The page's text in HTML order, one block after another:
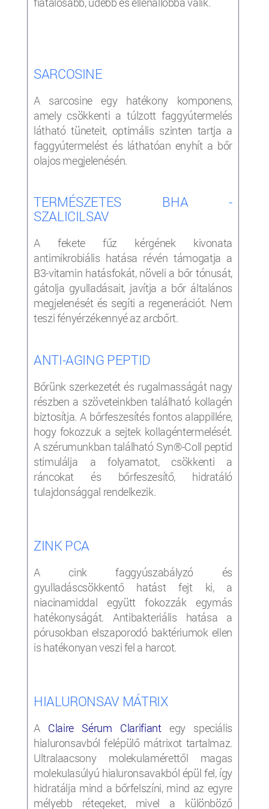
SARCOSINE
A sarcosine egy hatékony komponens,
amely csökkenti a túlzott faggyútermelés
látható tüneteit, optimális szinten tartja a
faggyútermelést és láthatóan enyhít a bőr
olajos megjelenésén.
TERMÉSZETES BHA -
SZALICILSAV
A fekete fűz kérgének kivonata
antimikrobiális hatása révén támogatja a
B3-vitamin hatásfokát, növeli a bőr tónusát,
gátolja gyulladásait, javítja a bőr általános
megjelenését és segíti a regenerációt. Nem
teszi fényérzékennyé az arcbőrt.
ANTI-AGING PEPTID
Bőrünk szerkezetét és rugalmasságát nagy
részben a szöveteinkben található kollagén
biztosítja. A bőrfeszesítés fontos alappillére,
hogy fokozzuk a sejtek kollagéntermelését.
A szérumunkban található Syn®-Coll peptid
stimulálja a folyamatot, csökkenti a
ráncokat és bőrfeszesítő, hidratáló
tulajdonsággal rendelkezik.
ZINK PCA
A cink faggyúszabályzó és
gyulladáscsökkentő hatást fejt ki, a
niacinamiddal együtt fokozzák egymás
hatékonyságát. Antibakteriális hatása a
pórusokban elszaporodó baktériumok ellen
is hatékonyan veszi fel a harcot.
HIALURONSAV MÁTRIX
A ClaireSérum Clarifiantegy speciális
hialuronsavból felépülő mátrixot tartalmaz.
Ultralaacsony molekulamérettől magas
molekulasúlyú hialuronsavakból épül fel, így
hidratálja mind a bőrfelszíni, mind az egyre
mélyebb rétegeket, mivel a különböző